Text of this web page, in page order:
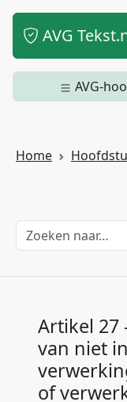
AVG
AVG-
Home
Artikel 27
van niet
of